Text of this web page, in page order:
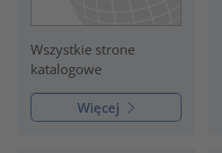
Wszystkie strone
katalogowe
Więcej